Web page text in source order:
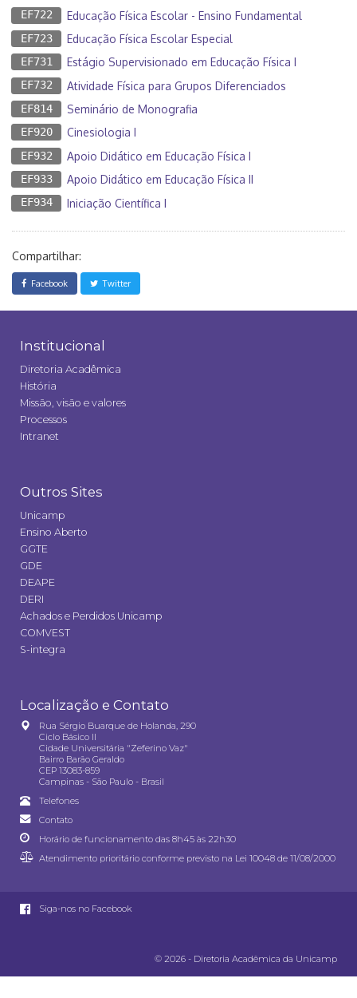
EF722 Educação Física Escolar - Ensino Fundamental
EF723 Educação Física Escolar Especial
EF731 Estágio Supervisionado em Educação Física I
EF732 Atividade Física para Grupos Diferenciados
EF814 Seminário de Monografia
EF920 Cinesiologia I
EF932 Apoio Didático em Educação Física I
EF933 Apoio Didático em Educação Física II
EF934 Iniciação Científica I
Compartilhar:
Facebook Twitter
Institucional
Diretoria Acadêmica
História
Missão, visão e valores
Processos
Intranet
Outros Sites
Unicamp
Ensino Aberto
GGTE
GDE
DEAPE
DERI
Achados e Perdidos Unicamp
COMVEST
S-integra
Localização e Contato
Rua Sérgio Buarque de Holanda, 290
Ciclo Básico II
Cidade Universitária "Zeferino Vaz"
Bairro Barão Geraldo
CEP 13083-859
Campinas - São Paulo - Brasil
Telefones
Contato
Horário de funcionamento das 8h45 às 22h30
Atendimento prioritário conforme previsto na Lei 10048 de 11/08/2000
Siga-nos no Facebook
© 2026 - Diretoria Acadêmica da Unicamp